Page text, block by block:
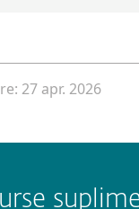
27 apr. 2026